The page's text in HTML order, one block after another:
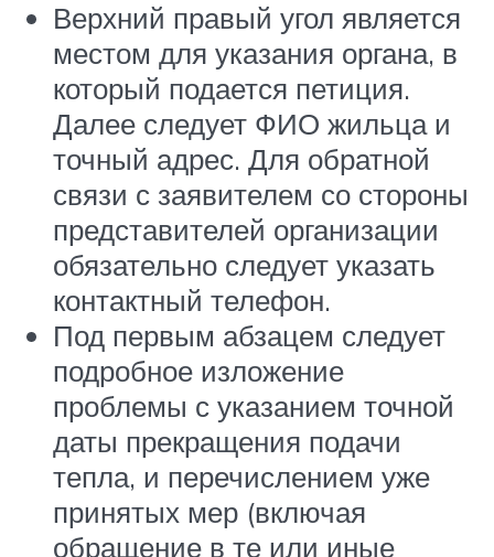
Верхний правый угол является
местом для указания органа, в
который подается петиция.
Далее следует ФИО жильца и
точный адрес. Для обратной
связи с заявителем со стороны
представителей организации
обязательно следует указать
контактный телефон.
Под первым абзацем следует
подробное изложение
проблемы с указанием точной
даты прекращения подачи
тепла, и перечислением уже
принятых мер (включая
обращение в те или иные